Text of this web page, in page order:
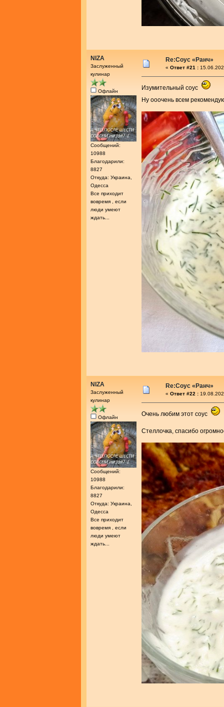
NIZA
Заслуженный
кулинар
Офлайн
Сообщений:
10988
Благодарили:
8827
Откуда: Украина,
Одесса
Все приходит
вовремя , если
люди умеют
ждать...
Re:Соус «Ранч»
« Ответ #21 :
Изумительный соус
Ну ооочень всем
NIZA
Заслуженный
кулинар
Офлайн
Сообщений:
10988
Благодарили:
8827
Откуда: Украина,
Одесса
Все приходит
вовремя , если
люди умеют
ждать...
Re:Соус «Ранч»
« Ответ #22 :
Очень любим этот соус
Стеллочка, спасибо